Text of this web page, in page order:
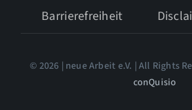
Barrierefreiheit
© 2026 | neue Arbeit e.V. | All Rights
conQuisio